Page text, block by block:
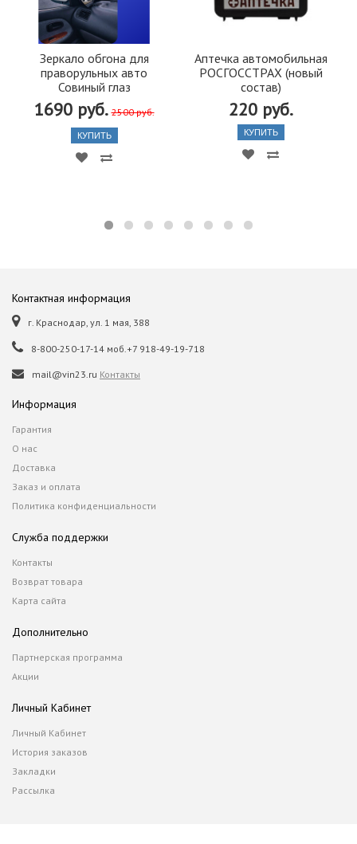
Зеркало обгона для
праворульных авто
Совиный глаз
1690 руб. 2500 руб.
КУПИТЬ
Аптечка автомобильная
РОСГОССТРАХ (новый
состав)
220 руб.
КУПИТЬ
Контактная информация
г. Краснодар, ул. 1 мая, 388
8-800-250-17-14 моб.+7 918-49-19-718
mail@vin23.ru Контакты
Информация
Гарантия
О нас
Доставка
Заказ и оплата
Политика конфиденциальности
Служба поддержки
Контакты
Возврат товара
Карта сайта
Дополнительно
Партнерская программа
Акции
Личный Кабинет
Личный Кабинет
История заказов
Закладки
Рассылка